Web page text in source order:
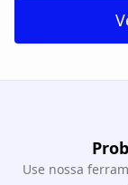
Use nossa